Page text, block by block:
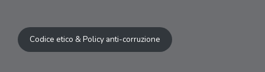
Codice etico & Policy anti-corruzione